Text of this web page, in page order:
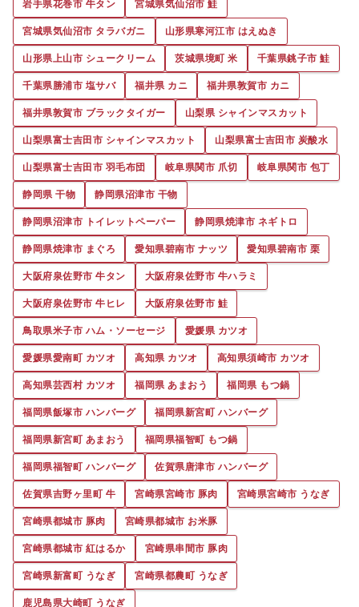
岩手県花巻市 牛タン
宮城県気仙沼市 鮭
宮城県気仙沼市 タラバガニ
山形県寒河江市 はえぬき
山形県上山市 シュークリーム
茨城県境町 米
千葉県銚子市 鮭
千葉県勝浦市 塩サバ
福井県 カニ
福井県敦賀市 カニ
福井県敦賀市 ブラックタイガー
山梨県 シャインマスカット
山梨県富士吉田市 シャインマスカット
山梨県富士吉田市 炭酸水
山梨県富士吉田市 羽毛布団
岐阜県関市 爪切
岐阜県関市 包丁
静岡県 干物
静岡県沼津市 干物
静岡県沼津市 トイレットペーパー
静岡県焼津市 ネギトロ
静岡県焼津市 まぐろ
愛知県碧南市 ナッツ
愛知県碧南市 栗
大阪府泉佐野市 牛タン
大阪府泉佐野市 牛ハラミ
大阪府泉佐野市 牛ヒレ
大阪府泉佐野市 鮭
鳥取県米子市 ハム・ソーセージ
愛媛県 カツオ
愛媛県愛南町 カツオ
高知県 カツオ
高知県須崎市 カツオ
高知県芸西村 カツオ
福岡県 あまおう
福岡県 もつ鍋
福岡県飯塚市 ハンバーグ
福岡県新宮町 ハンバーグ
福岡県新宮町 あまおう
福岡県福智町 もつ鍋
福岡県福智町 ハンバーグ
佐賀県唐津市 ハンバーグ
佐賀県吉野ヶ里町 牛
宮崎県宮崎市 豚肉
宮崎県宮崎市 うなぎ
宮崎県都城市 豚肉
宮崎県都城市 お米豚
宮崎県都城市 紅はるか
宮崎県串間市 豚肉
宮崎県新富町 うなぎ
宮崎県都農町 うなぎ
鹿児島県大崎町 うなぎ